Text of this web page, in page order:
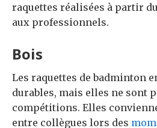
raquettes réalisées à partir
aux professionnels.
Bois
Les raquettes de badminton
durables, mais elles ne sont
compétitions. Elles
entre collègues lors des